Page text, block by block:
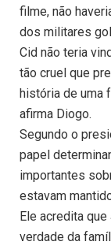
filme, não
dos militares
Cid não teria
tão cruel que
história de uma
afirma Diogo.
Segundo o
papel
importantes
estavam
Ele acredita que
verdade da